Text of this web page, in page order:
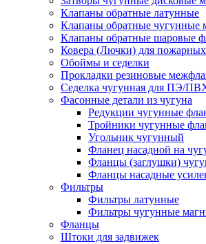
Клапаны обратные латунные
Клапаны обратные чугунные
Клапаны обратные шаровые
Ковера (Лючки) для пожарных
Обоймы и седелки
Прокладки резиновые
Седелка чугунная для ПЭ/
Фасонные детали из чугуна
Редукции чугунные
Тройники чугунные
Угольник чугунный
Фланец насадной на
Фланцы (заглушки)
Фланцы насадные
Фильтры
Фильтры латунные
Фильтры чугунные
Фланцы
Штоки для задвижек